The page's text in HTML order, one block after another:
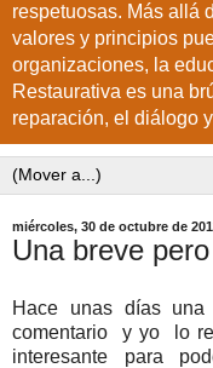
respetuosas. Más allá
valores y principios
organizaciones, la
Restaurativa es una
reparación, el diálogo
miércoles, 30 de octubre de
Una breve
Hace unas días
comentario y yo lo
interesante para